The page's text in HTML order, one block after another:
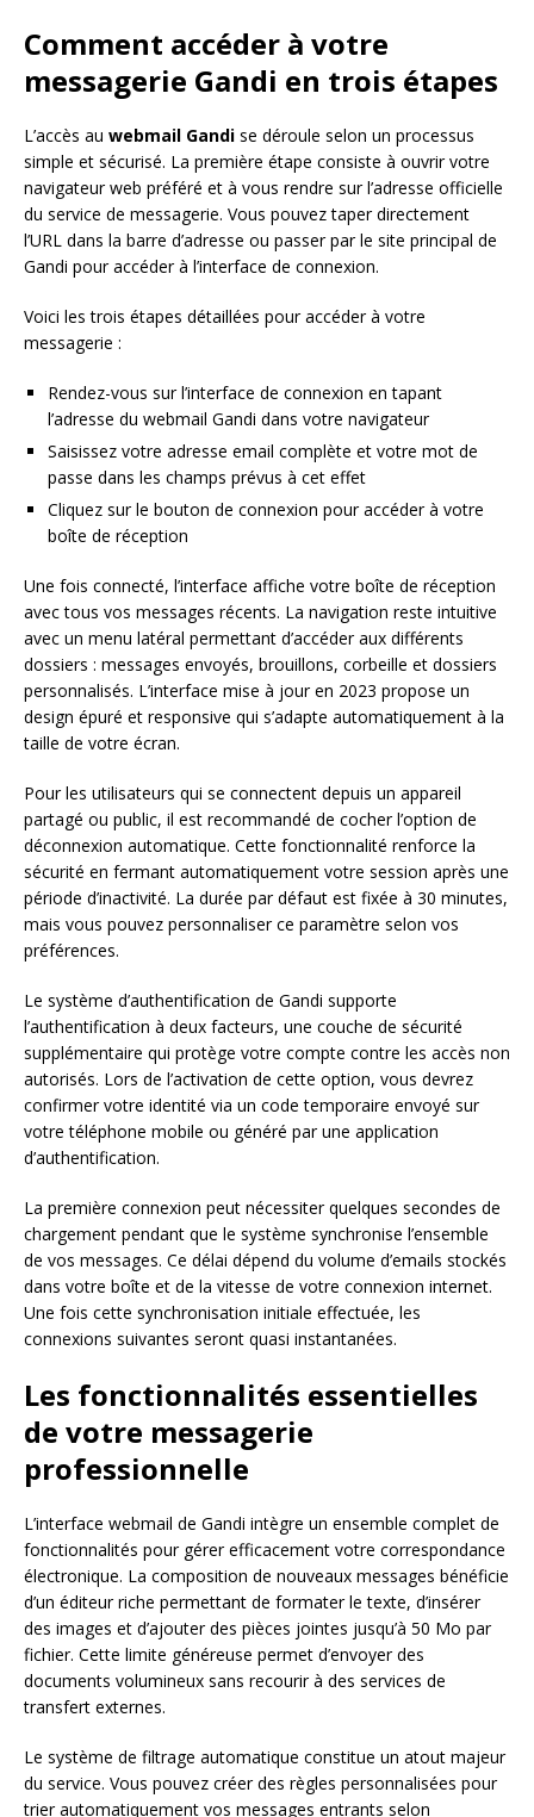
Comment accéder à votre
messagerie Gandi en trois étapes
L’accès au webmail Gandi se déroule selon un processus
simple et sécurisé. La première étape consiste à ouvrir votre
navigateur web préféré et à vous rendre sur l’adresse officielle
du service de messagerie. Vous pouvez taper directement
l’URL dans la barre d’adresse ou passer par le site principal de
Gandi pour accéder à l’interface de connexion.
Voici les trois étapes détaillées pour accéder à votre
messagerie :
Rendez-vous sur l’interface de connexion en tapant
l’adresse du webmail Gandi dans votre navigateur
Saisissez votre adresse email complète et votre mot de
passe dans les champs prévus à cet effet
Cliquez sur le bouton de connexion pour accéder à votre
boîte de réception
Une fois connecté, l’interface affiche votre boîte de réception
avec tous vos messages récents. La navigation reste intuitive
avec un menu latéral permettant d’accéder aux différents
dossiers : messages envoyés, brouillons, corbeille et dossiers
personnalisés. L’interface mise à jour en 2023 propose un
design épuré et responsive qui s’adapte automatiquement à la
taille de votre écran.
Pour les utilisateurs qui se connectent depuis un appareil
partagé ou public, il est recommandé de cocher l’option de
déconnexion automatique. Cette fonctionnalité renforce la
sécurité en fermant automatiquement votre session après une
période d’inactivité. La durée par défaut est fixée à 30 minutes,
mais vous pouvez personnaliser ce paramètre selon vos
préférences.
Le système d’authentification de Gandi supporte
l’authentification à deux facteurs, une couche de sécurité
supplémentaire qui protège votre compte contre les accès non
autorisés. Lors de l’activation de cette option, vous devrez
confirmer votre identité via un code temporaire envoyé sur
votre téléphone mobile ou généré par une application
d’authentification.
La première connexion peut nécessiter quelques secondes de
chargement pendant que le système synchronise l’ensemble
de vos messages. Ce délai dépend du volume d’emails stockés
dans votre boîte et de la vitesse de votre connexion internet.
Une fois cette synchronisation initiale effectuée, les
connexions suivantes seront quasi instantanées.
Les fonctionnalités essentielles
de votre messagerie
professionnelle
L’interface webmail de Gandi intègre un ensemble complet de
fonctionnalités pour gérer efficacement votre correspondance
électronique. La composition de nouveaux messages bénéficie
d’un éditeur riche permettant de formater le texte, d’insérer
des images et d’ajouter des pièces jointes jusqu’à 50 Mo par
fichier. Cette limite généreuse permet d’envoyer des
documents volumineux sans recourir à des services de
transfert externes.
Le système de filtrage automatique constitue un atout majeur
du service. Vous pouvez créer des règles personnalisées pour
trier automatiquement vos messages entrants selon